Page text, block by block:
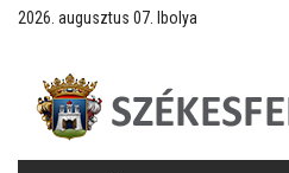
2026. augusztus 07. Ibolya